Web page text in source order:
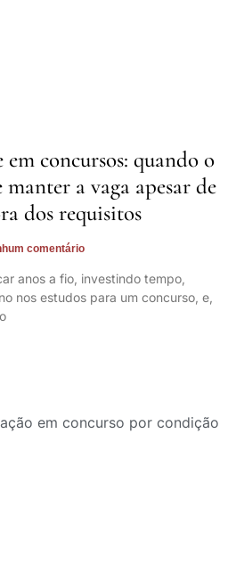
concursos: quando o
a vaga apesar de
dos requisitos
comentário
anos a fio, investindo tempo,
nos estudos para um concurso, e,